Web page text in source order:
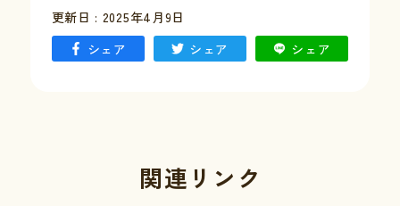
更新日 : 2025年4月9日
シェア
シェア シェア
関連リンク